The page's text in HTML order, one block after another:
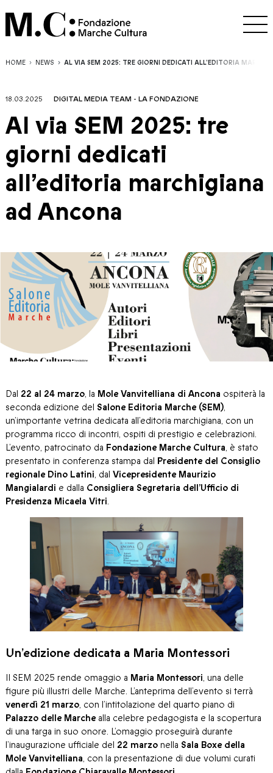
HOME NEWS AL VIA SEM 2025: TRE GIORNI DEDICATI ALL’EDITORIA
18.03.2025 DIGITAL MEDIA TEAM - LA FONDAZIONE
Al via SEM 2025: tre
giorni dedicati
all’editoria marchigiana
ad Ancona
Dal 22 al 24 marzo, la Mole Vanvitelliana di Ancona ospiterà la
seconda edizione del Salone Editoria Marche (SEM),
un’importante vetrina dedicata all’editoria marchigiana, con un
programma ricco di incontri, ospiti di prestigio e celebrazioni.
L’evento, patrocinato da Fondazione Marche Cultura, è stato
presentato in conferenza stampa dal Presidente del Consiglio
regionale Dino Latini, dal Vicepresidente Maurizio
Mangialardi e dalla Consigliera Segretaria dell’Ufficio di
Presidenza Micaela Vitri.
Un’edizione dedicata a Maria Montessori
Il SEM 2025 rende omaggio a Maria Montessori, una delle
figure più illustri delle Marche. L’anteprima dell’evento si terrà
venerdì 21 marzo, con l’intitolazione del quarto piano di
Palazzo delle Marchealla celebre pedagogista e la scopertura
di una targa in suo onore. L’omaggio proseguirà durante
l’inaugurazione ufficiale del 22 marzo nella Sala Boxe della
Mole Vanvitelliana, con la presentazione di due volumi curati